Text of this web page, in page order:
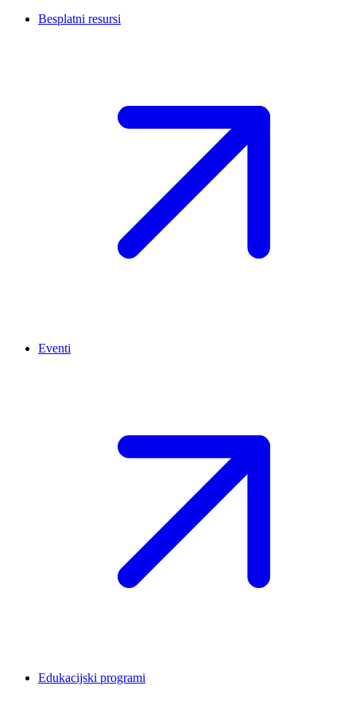
Besplatni resursi
Eventi
Edukacijski programi